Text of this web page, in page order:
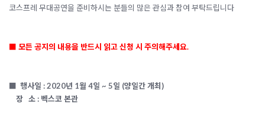
코스프레 무대공연을 준비하시는 분들의 많은 관심과 참여 부탁드립니다
■ 모든 공지의 내용을 반드시 읽고 신청 시 주의해주세요.
■ 행사일 : 2020년 1월 4일 ~ 5일 (양일간 개최)
장 소 : 벡스코 본관